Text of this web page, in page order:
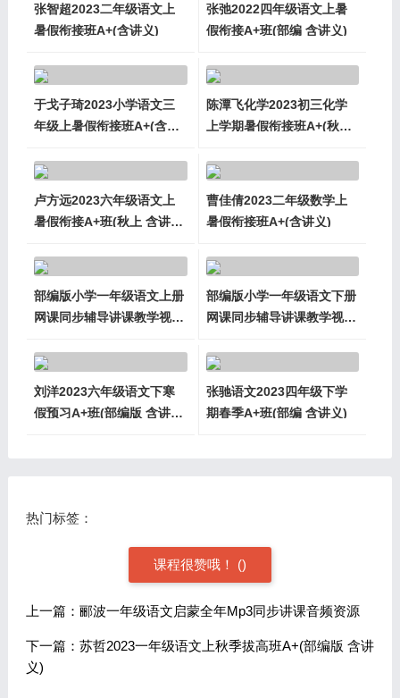
张智超2023二年级语文上
暑假衔接班A+(含讲义)
张弛2022四年级语文上暑
假衔接A+班(部编 含讲义)
于戈子琦2023小学语文三
年级上暑假衔接班A+(含讲
陈潭飞化学2023初三化学
上学期暑假衔接班A+(秋上
卢方远2023六年级语文上
暑假衔接A+班(秋上 含讲
曹佳倩2023二年级数学上
暑假衔接班A+(含讲义)
部编版小学一年级语文上册
网课同步辅导讲课教学视频
部编版小学一年级语文下册
网课同步辅导讲课教学视频
刘洋2023六年级语文下寒
假预习A+班(部编版 含讲
张驰语文2023四年级下学
期春季A+班(部编 含讲义)
热门标签：
课程很赞哦！ ()
上一篇：郦波一年级语文启蒙全年Mp3同步讲课音频资源
下一篇：苏哲2023一年级语文上秋季拔高班A+(部编版 含讲
义)